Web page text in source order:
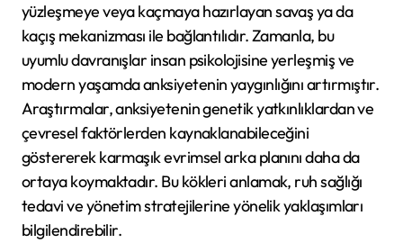
yüzleşmeye veya kaçmaya hazırlayan savaş ya da
kaçış mekanizması ile bağlantılıdır. Zamanla, bu
uyumlu davranışlar insan psikolojisine yerleşmiş ve
modern yaşamda anksiyetenin yaygınlığını artırmıştır.
Araştırmalar, anksiyetenin genetik yatkınlıklardan ve
çevresel faktörlerden kaynaklanabileceğini
göstererek karmaşık evrimsel arka planını daha da
ortaya koymaktadır. Bu kökleri anlamak, ruh sağlığı
tedavi ve yönetim stratejilerine yönelik yaklaşımları
bilgilendirebilir.